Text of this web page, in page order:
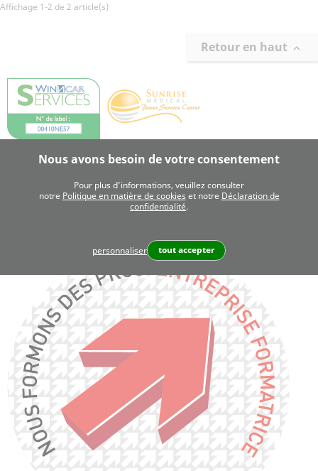
Affichage 1-2 de 2 article(s)
Retour en haut 
Nous avons besoin de votre consentement
Pour plus d’informations, veuillez consulter
notre Politique en matière de cookies et notre Déclaration de
confidentialité.
personnaliser tout accepter